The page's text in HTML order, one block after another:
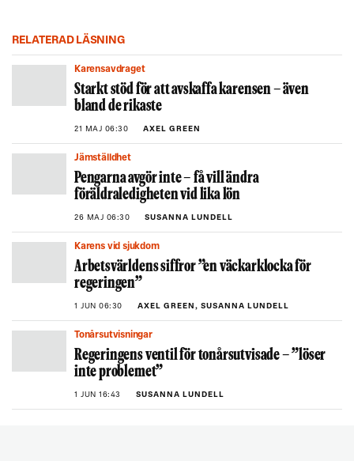
RELATERAD LÄSNING
Karensavdraget
Starkt stöd för att avskaffa karensen – även
bland de rikaste
21 MAJ 06:30 AXEL GREEN
Jämställdhet
Pengarna avgör inte – få vill ändra
föräldraledigheten vid lika lön
26 MAJ 06:30 SUSANNA LUNDELL
Karens vid sjukdom
Arbetsvärldens siffror ”en väckarklocka för
regeringen”
1 JUN 06:30 AXEL GREEN, SUSANNA LUNDELL
Tonårsutvisningar
Regeringens ventil för tonårsutvisade – ”löser
inte problemet”
1 JUN 16:43 SUSANNA LUNDELL